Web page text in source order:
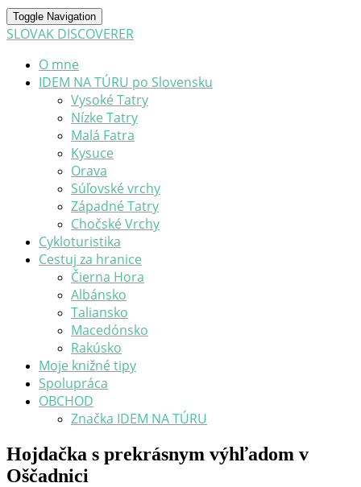
Toggle Navigation
SLOVAK DISCOVERER
O mne
IDEM NA TÚRU po Slovensku
Vysoké Tatry
Nízke Tatry
Malá Fatra
Kysuce
Orava
Súľovské vrchy
Západné Tatry
Chočské Vrchy
Cykloturistika
Cestuj za hranice
Čierna Hora
Albánsko
Taliansko
Macedónsko
Rakúsko
Moje knižné tipy
Spolupráca
OBCHOD
Značka IDEM NA TÚRU
Hojdačka
s
prekrásnym
Hojdačka s prekrásnym výhľadom v
Oščadnici